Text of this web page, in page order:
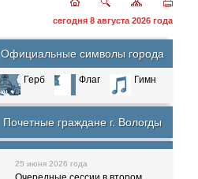
сегодня 8 августа 2026 года
Официальные символы города
Герб Флаг Гимн
Почетные граждане г. Вологды
25 июня 2026 года